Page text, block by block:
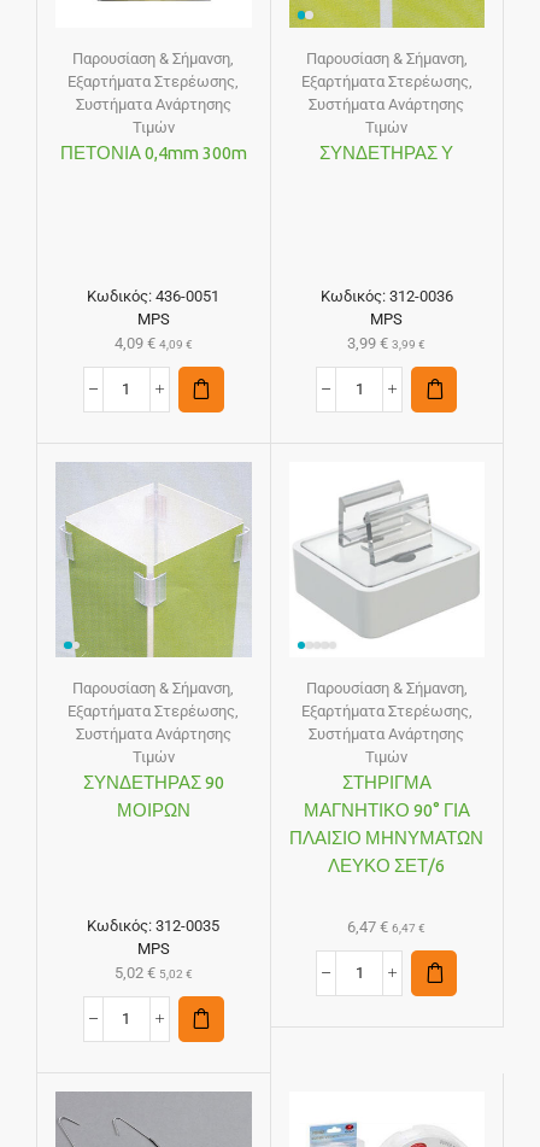
Παρουσίαση & Σήμανση
Εξαρτήματα Στερέωσης
Συστήματα Ανάρτησης
Τιμών
ΠΕΤΟΝΙΑ 0,4mm 300m
Κωδικός:436-0051
MPS
4,09 € 4,09 €
Παρουσίαση & Σήμανση,
Εξαρτήματα Στερέωσης,
Συστήματα Ανάρτησης
Τιμών
ΣΥΝΔΕΤΗΡΑΣ Υ
Κωδικός: 312-0036
MPS
3,99€ 3,99€
Παρουσίαση & Σήμανση,
Εξαρτήματα Στερέωσης,
Συστήματα Ανάρτησης
Τιμών
ΣΥΝΔΕΤΗΡΑΣ 90
ΜΟΙΡΩΝ
Κωδικός:312-0035
MPS
5,02 € 5,02 €
Παρουσίαση & Σήμανση,
Εξαρτήματα Στερέωσης,
Συστήματα Ανάρτησης
Τιμών
ΣΤΗΡΙΓΜΑ
ΜΑΓΝΗΤΙΚΟ 90° ΓΙΑ
ΠΛΑΙΣΙΟ ΜΗΝΥΜΑΤΩΝ
ΛΕΥΚΟ ΣΕΤ/6
6,47€ 6,47€